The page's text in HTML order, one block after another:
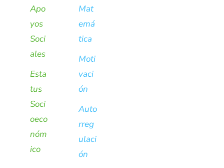
Apo
yos
Soci
ales
Esta
tus
Soci
oeco
nóm
ico
Mat
emá
tica
Moti
vaci
ón
Auto
rreg
ulaci
ón